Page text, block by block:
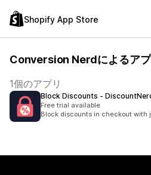
Shopify App Store
Conversion Nerdによるアプ
1個のアプリ
Block Discounts ‑
Free trial available
Block discounts in checkout with